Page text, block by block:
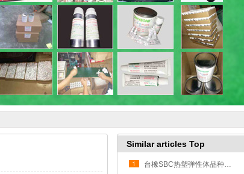
Similar articles Top
台橡SBC热塑弹性体品种多性能好